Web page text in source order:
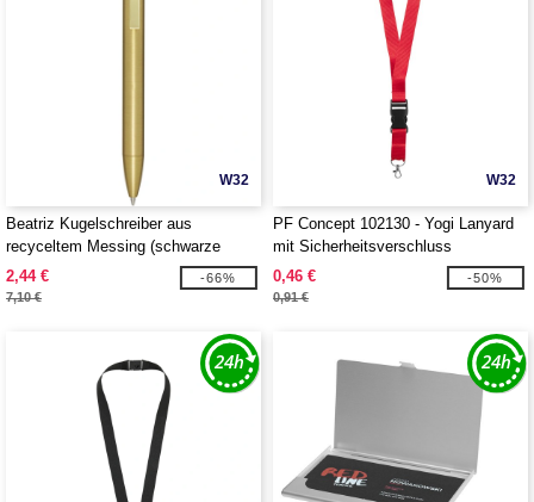
W32
Beatriz Kugelschreiber aus
recyceltem Messing (schwarze
Mine) - EgotierPro 107918
2,44 €
7,10 €
-66%
W32
PF Concept 102130 - Yogi Lanyard
mit Sicherheitsverschluss
0,46 €
0,91 €
-50%